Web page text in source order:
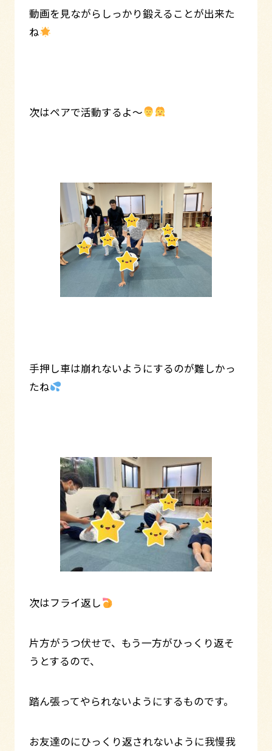
動画を見ながらしっかり鍛えることが出来た
ね
次はペアで活動するよ～
手押し車は崩れないようにするのが難しかっ
たね
次はフライ返し
片方がうつ伏せで、もう一方がひっくり返そ
うとするので、
踏ん張ってやられないようにするものです。
お友達のにひっくり返されないように我慢我